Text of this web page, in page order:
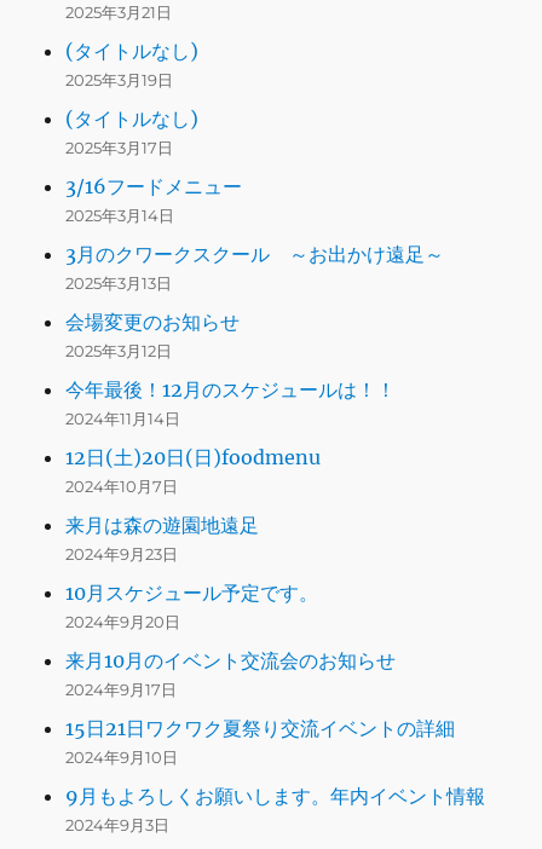
2025年3月21日
(タイトルなし)
2025年3月19日
(タイトルなし)
2025年3月17日
3/16フードメニュー
2025年3月14日
3月のクワークスクール ～お出かけ遠足～
2025年3月13日
会場変更のお知らせ
2025年3月12日
今年最後！12月のスケジュールは！！
2024年11月14日
12日(土)20日(日)foodmenu
2024年10月7日
来月は森の遊園地遠足
2024年9月23日
10月スケジュール予定です。
2024年9月20日
来月10月のイベント交流会のお知らせ
2024年9月17日
15日21日ワクワク夏祭り交流イベントの詳細
2024年9月10日
9月もよろしくお願いします。年内イベント情報
2024年9月3日